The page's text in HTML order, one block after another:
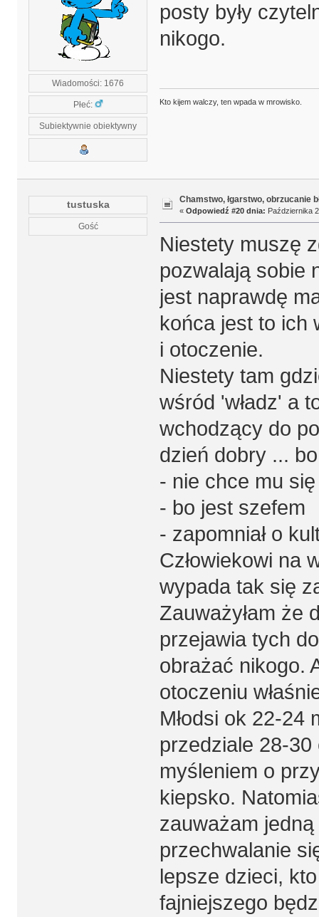
Wiadomości: 1676
Płeć:
Subiektywnie obiektywny
posty były
nikogo.
Kto kijem walczy, ten wpada w mrowisko.
tustuska
Gość
Chamstwo, łgarstwo, obrzucanie
« Odpowiedź #20 dnia: Października
Niestety muszę
pozwalają sobie
jest naprawdę
końca jest to ich
i otoczenie.
Niestety tam
wśród 'władz' a
wchodzący do
dzień dobry ...
- nie chce mu się
- bo jest szefem
- zapomniał o
Człowiekowi na
wypada tak się
Zauważyłam że
przejawia tych
obrażać nikogo.
otoczeniu
Młodsi ok 22-24
przedziale 28-
myśleniem o
kiepsko.
zauważam
przechwalanie
lepsze dzieci,
fajniejszego